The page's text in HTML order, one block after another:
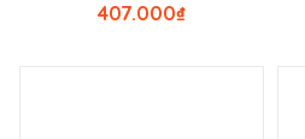
₫
407.000